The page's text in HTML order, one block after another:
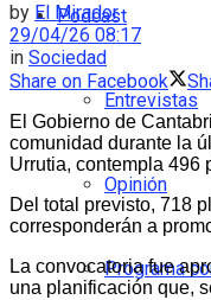
Podcast
Entrevistas
Opinión
Programa
by El Mirador
29/04/26 08:17
in Sociedad
Share on Facebook
El Gobierno de
comunidad durante la
Urrutia, contempla 496
Del total previsto, 718
corresponderán a
La convocatoria fue
una planificación que,